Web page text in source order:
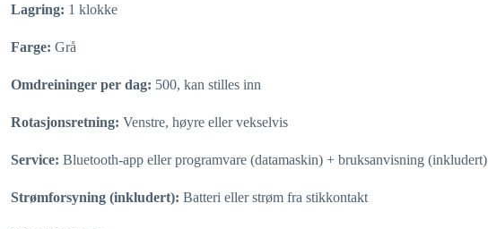
Lagring: 1 klokke
Farge: Grå
Omdreininger per dag: 500, kan stilles inn
Rotasjonsretning: Venstre, høyre eller vekselvis
Service: Bluetooth-app eller programvare (datamaskin) + bruksanvisning (inkludert)
Strømforsyning (inkludert): Batteri eller strøm fra stikkontakt